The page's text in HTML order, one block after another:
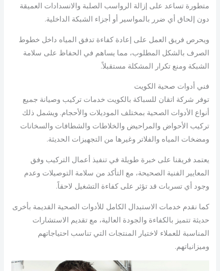
متطورة تساعد على إزالة الرواسب الصلبة والانسدادات العميقة
دون إلحاق أي ضرر بالمواسير أو أجزاء الشبكة الداخلية.
ويحرص فريق العمل على إعادة كفاءة تدفق المياه داخل خطوط
الصرف بالشكل المطلوب، مما يساهم في الحفاظ على سلامة
الشبكة ومنع تكرار المشكلة مستقبلاً.
فني أدوات صحية الكويت
توفر شركة اتقان للسباكة بالكويت خدمات تركيب وصيانة جميع
أنواع الأدوات الصحية بمختلف الموديلات والأحجام. ويشمل ذلك
تركيب الأحواض والمراحيض والخلاطات والشطافات والسخانات
ومضخات المياه والفلاتر وغيرها من التجهيزات الحديثة.
يعتمد فريقنا على خبرة طويلة في تنفيذ أعمال التركيب وفق
المعايير الفنية الصحيحة، مع التأكد من سلامة التوصيلات وعدم
وجود أي تسربات قد تؤثر على كفاءة التشغيل لاحقاً.
كما نقدم خدمات الاستبدال الكامل للأدوات الصحية القديمة بأخرى
حديثة تتميز بالكفاءة والجودة العالية، مع تقديم الاستشارات
المناسبة للعملاء لاختيار المنتجات التي تناسب احتياجاتهم
وميزانياتهم.